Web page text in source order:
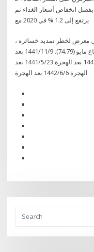
بفضل انخفاض أسعار الغذاء ثم
معرض لخطر تمديد خسائره ،
بعد اختراق الاتجاه الصعودي الممتد من قاع مايو (74.79). 9‏‏/11‏‏/1441 بعد
الهجرة 2‏‏/6‏‏/1442 بعد الهجرة 12‏‏/5‏‏/1442 بعد الهجرة 23‏‏/5‏‏/1441 بعد
الهجرة 6‏‏/6‏‏/1442 بعد الهجرة